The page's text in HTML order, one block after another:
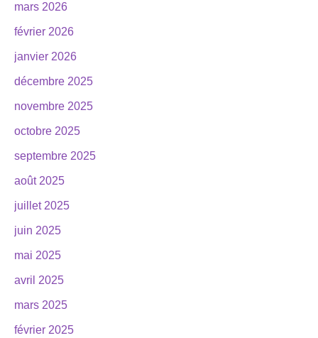
mars 2026
février 2026
janvier 2026
décembre 2025
novembre 2025
octobre 2025
septembre 2025
août 2025
juillet 2025
juin 2025
mai 2025
avril 2025
mars 2025
février 2025